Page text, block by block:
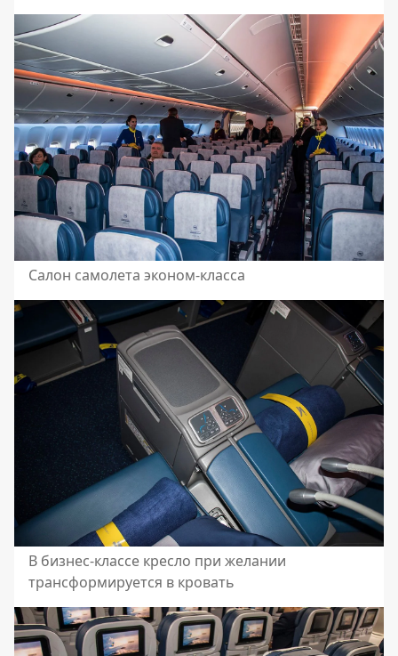
Салон самолета эконом-класса
В бизнес-классе кресло при желании
трансформируется в кровать